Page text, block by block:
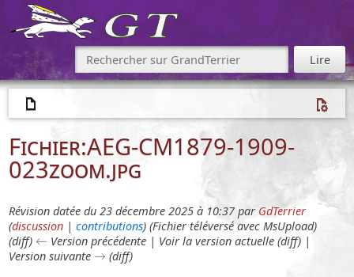
Fichier:AEG-CM1879-1909-
023zoom.jpg
Révision datée du 23 décembre 2025 à 10:37 par GdTerrier
(discussion| contributions) (Fichier téléversé avec MsUpload)
(diff) ← Version précédente | Voir la version actuelle (diff) |
Version suivante → (diff)